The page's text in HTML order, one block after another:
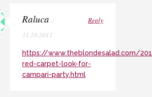
Raluca /
31.10.2011
Reply
https://www.theblondesalad.com/
red-carpet-look-for-
campari-party.html